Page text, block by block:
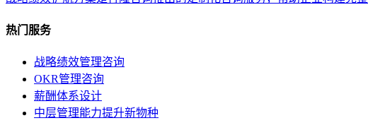
热门服务
战略绩效管理咨询
OKR管理咨询
薪酬体系设计
中层管理能力提升新物种